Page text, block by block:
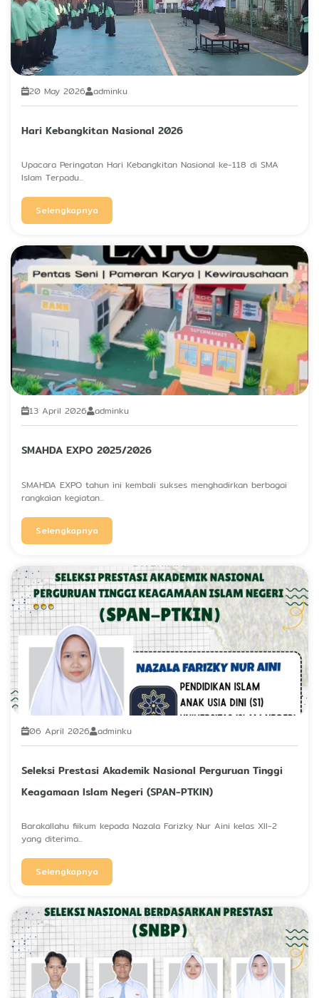
Hari Kebangkitan Nasional 2026
20 May 2026 adminku
Upacara Peringatan Hari Kebangkitan Nasional ke-118 di SMA
Islam Terpadu...
Selengkapnya
SMAHDA EXPO 2025/2026
13 April 2026 adminku
SMAHDA EXPO tahun ini kembali sukses menghadirkan berbagai
rangkaian kegiatan...
Selengkapnya
Seleksi Prestasi Akademik Nasional Perguruan Tinggi
Keagamaan Islam Negeri (SPAN-PTKIN)
06 April 2026 adminku
Barakallahu fiikum kepada Nazala Farizky Nur Aini kelas XII-2
yang diterima...
Selengkapnya